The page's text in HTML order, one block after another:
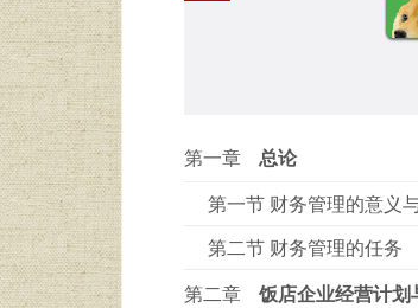
第一章 总论
第一节 财务管理的意义
第二节 财务管理的任务
第二章
饭店企业经营计划